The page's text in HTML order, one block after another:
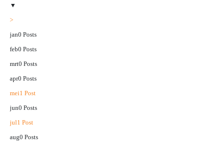
▼
>
jan0 Posts
feb0 Posts
mrt0 Posts
apr0 Posts
mei1 Post
jun0 Posts
jul1 Post
aug0 Posts